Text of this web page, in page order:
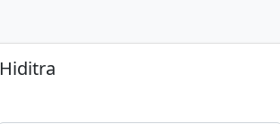
Hiditra